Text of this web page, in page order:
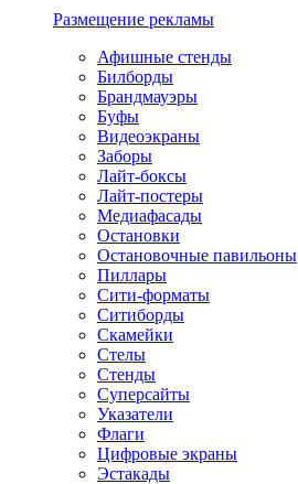
Размещение рекламы
Афишные стенды
Билборды
Брандмауэры
Буфы
Видеоэкраны
Заборы
Лайт-боксы
Лайт-постеры
Медиафасады
Остановки
Остановочные павильоны
Пиллары
Сити-форматы
Ситиборды
Скамейки
Стелы
Стенды
Суперсайты
Указатели
Флаги
Цифровые экраны
Эстакады